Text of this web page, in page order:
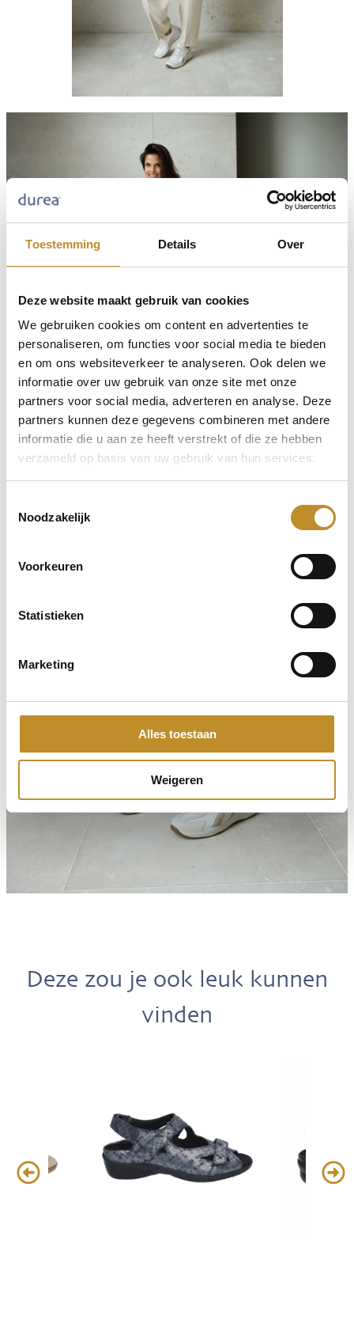
Toestemming Details Over
Deze website maakt gebruik van cookies
We gebruiken cookies om content en advertenties te
personaliseren, om functies voor social media te bieden
en om ons websiteverkeer te analyseren. Ook delen we
informatie over uw gebruik van onze site met onze
partners voor social media, adverteren en analyse. Deze
partners kunnen deze gegevens combineren met andere
informatie die u aan ze heeft verstrekt of die ze hebben
verzameld op basis van uw gebruik van hun services.
Noodzakelijk
Voorkeuren
Statistieken
Marketing
Alles toestaan
Weigeren
Deze zou je ook leuk kunnen
vinden